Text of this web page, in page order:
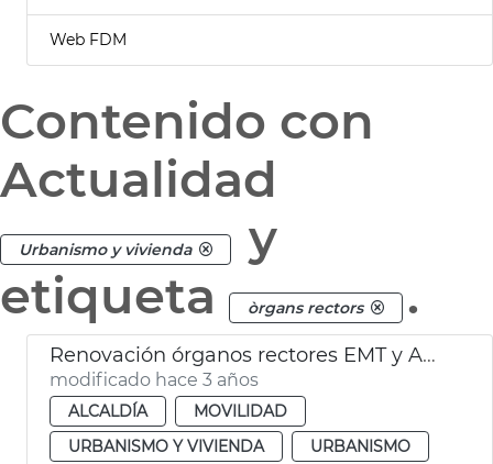
Web FDM
Contenido con
Actualidad
Urbanismo y vivienda
y
etiqueta
òrgans rectors .
Renovación órganos rectores EMT y AUMSA
modificado hace 3 años
ALCALDÍA
MOVILIDAD
URBANISMO Y VIVIENDA
URBANISMO